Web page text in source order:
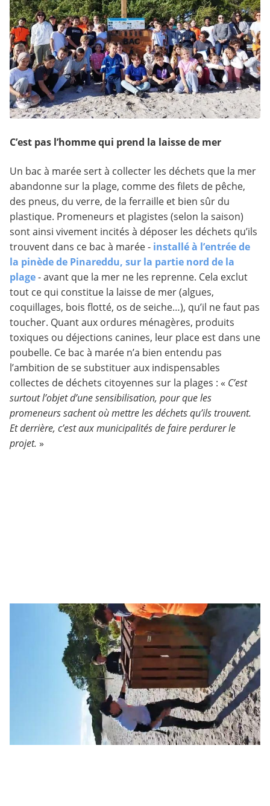
C’est pas l’homme qui prend la laisse de mer
Un bac à marée sert à collecter les déchets que la mer
abandonne sur la plage, comme des filets de pêche,
des pneus, du verre, de la ferraille et bien sûr du
plastique. Promeneurs et plagistes (selon la saison)
sont ainsi vivement incités à déposer les déchets qu’ils
trouvent dans ce bac à marée - installé à l’entrée de
la pinède de Pinareddu, sur la partie nord de la
plage- avant que la mer ne les reprenne. Cela exclut
tout ce qui constitue la laisse de mer (algues,
coquillages, bois flotté, os de seiche…), qu’il ne faut pas
toucher. Quant aux ordures ménagères, produits
toxiques ou déjections canines, leur place est dans une
poubelle. Ce bac à marée n’a bien entendu pas
l’ambition de se substituer aux indispensables
collectes de déchets citoyennes sur la plages : « C’est
surtout l’objet d’une sensibilisation, pour que les
promeneurs sachent où mettre les déchets qu’ils trouvent.
Et derrière, c’est aux municipalités de faire perdurer le
projet. »